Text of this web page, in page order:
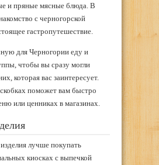
и пряные мясные блюда. В
с черногорской
гастропутешествие.
для Черногории еду и
чтобы вы сразу могли
которая вас заинтересует.
поможет вам быстро
или ценниках в магазинах.
лучше покупать
киосках с выпечкой